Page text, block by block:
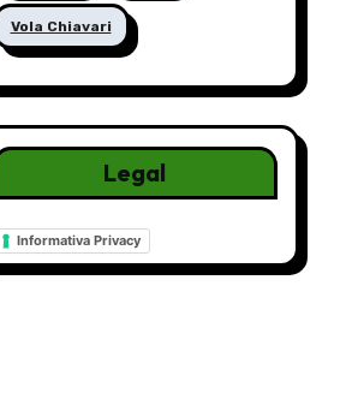
Vola Chiavari
Legal
Informativa Privacy